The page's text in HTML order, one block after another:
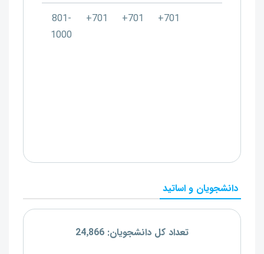
701+
701+
701+
801-
1000
دانشجویان و اساتید
تعداد کل دانشجویان: 24٬866